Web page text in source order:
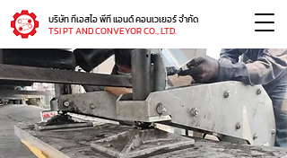
บริษัท ทีเอสไอ พีที แอนด์ คอนเวเยอร์ จำกัด
TSI PT AND CONVEYOR CO., LTD.